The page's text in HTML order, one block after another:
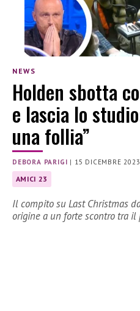
NEWS
Holden sbotta
e lascia lo
una follia”
DEBORA PARIGI | 15 DICEMBRE 2023
AMICI 23
Il compito su Last Christmas
origine a un forte scontro tra il